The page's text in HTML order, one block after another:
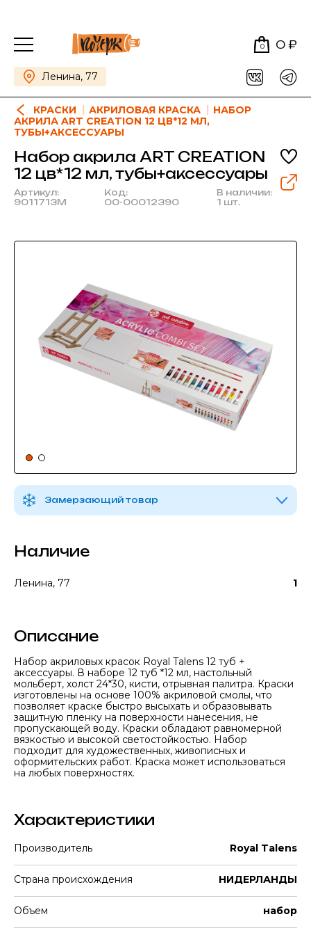
0 0 ₽
Ленина, 77
КРАСКИ АКРИЛОВАЯ КРАСКА
НАБОР
АКРИЛА ART CREATION 12 ЦВ*12 МЛ,
ТУБЫ+АКСЕССУАРЫ
Набор акрила ART CREATION
12 цв*12 мл, тубы+аксессуары
Артикул:
9011713M
Код:
00-00012390
В наличии:
1 шт.
Замерзающий товар
Наличие
Ленина, 77 1
Описание
Набор акриловых красок Royal Talеns 12 туб +
аксессуары. В наборе 12 туб *12 мл, настольный
мольберт, холст 24*30, кисти, отрывная палитра. Краски
изготовлены на основе 100% акриловой смолы, что
позволяет краске быстро высыхать и образовывать
защитную пленку на поверхности нанесения, не
пропускающей воду. Краски обладают равномерной
вязкостью и высокой светостойкостью. Набор
подходит для художественных, живописных и
оформительских работ. Краска может использоваться
на любых поверхностях.
Характеристики
Производитель Royal Talens
Страна происхождения НИДЕРЛАНДЫ
Объем набор